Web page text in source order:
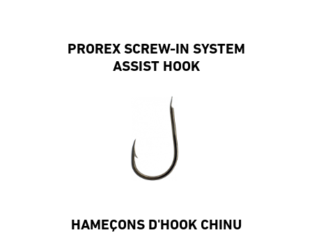
PROREX SCREW-IN SYSTEM
ASSIST HOOK
HAMEÇONS D'HOOK CHINU